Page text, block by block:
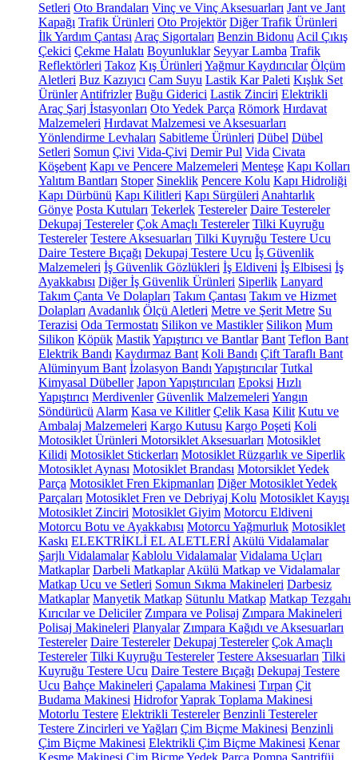
Setleri Oto Brandaları Vinç ve Vinç Aksesuarları Jant ve Jant
Kapağı Trafik Ürünleri Oto Projektör Diğer Trafik Ürünleri
İlk Yardım Çantası Araç Sigortaları Benzin Bidonu Acil Çıkış
Çekici Çekme Halatı Boyunluklar Seyyar Lamba Trafik
Reflektörleri Takoz Kış Ürünleri Yağmur Kaydırıcılar Ölçüm
Aletleri Buz Kazıyıcı Cam Suyu Lastik Kar Paleti Kışlık Set
Ürünler Antifrizler Buğu Giderici Lastik Zinciri Elektrikli
Araç Şarj İstasyonları Oto Yedek Parça Römork Hırdavat
Malzemeleri Hırdavat Malzemesi ve Aksesuarları
Yönlendirme Levhaları Sabitleme Ürünleri Dübel Dübel
Setleri Somun Çivi Vida-Çivi Demir Pul Vida Civata
Köşebent Kapı ve Pencere Malzemeleri Menteşe Kapı Kolları
Yalıtım Bantları Stoper Sineklik Pencere Kolu Kapı Hidroliği
Kapı Dürbünü Kapı Kilitleri Kapı Sürgüleri Anahtarlık
Gönye Posta Kutuları Tekerlek Testereler Daire Testereler
Dekupaj Testereler Çok Amaçlı Testereler Tilki Kuyruğu
Testereler Testere Aksesuarları Tilki Kuyruğu Testere Ucu
Daire Testere Bıçağı Dekupaj Testere Ucu İş Güvenlik
Malzemeleri İş Güvenlik Gözlükleri İş Eldiveni İş Elbisesi İş
Ayakkabısı Diğer İş Güvenlik Ürünleri Siperlik Lanyard
Takım Çanta Ve Dolapları Takım Çantası Takım ve Hizmet
Dolapları Avadanlık Ölçü Aletleri Metre ve Şerit Metre Su
Terazisi Oda Termostatı Silikon ve Mastikler Silikon Mum
Silikon Köpük MastikYapıştırıcı ve Bantlar Bant Teflon Bant
Elektrik Bandı Kaydırmaz Bant Koli Bandı Çift Taraflı Bant
Alüminyum Bant İzolasyon Bandı Yapıştırıcılar Tutkal
Kimyasal Dübeller Japon Yapıştırıcıları Epoksi Hızlı
Yapıştırıcı Merdivenler Güvenlik Malzemeleri Yangın
Söndürücü Alarm Kasa ve Kilitler Çelik Kasa Kilit Kutu ve
Ambalaj Malzemeleri Kargo Kutusu Kargo Poşeti Koli
Motosiklet Ürünleri Motorsiklet Aksesuarları Motosiklet
Kilidi Motosiklet Stickerları Motosiklet Rüzgarlık ve Siperlik
Motosiklet Aynası Motosiklet Brandası Motorsiklet Yedek
Parça Motosiklet Fren Ekipmanları Diğer Motosiklet Yedek
Parçaları Motosiklet Fren ve Debriyaj Kolu Motosiklet Kayışı
Motosiklet Zinciri Motosiklet Giyim Motorcu Eldiveni
Motorcu Botu ve Ayakkabısı Motorcu Yağmurluk Motosiklet
Kaskı ELEKTRİKLİ EL ALETLERİ Akülü Vidalamalar
Şarjlı Vidalamalar Kablolu Vidalamalar Vidalama Uçları
Matkaplar Darbeli Matkaplar Akülü Matkap ve Vidalamalar
Matkap Ucu ve Setleri Somun Sıkma Makineleri Darbesiz
Matkaplar Manyetik Matkap Sütunlu Matkap Matkap Tezgahı
Kırıcılar ve Deliciler Zımpara ve Polisaj Zımpara Makineleri
Polisaj Makineleri Planyalar Zımpara Kağıdı ve Aksesuarları
Testereler Daire Testereler Dekupaj Testereler Çok Amaçlı
Testereler Tilki Kuyruğu Testereler Testere Aksesuarları Tilki
Kuyruğu Testere Ucu Daire Testere Bıçağı Dekupaj Testere
Ucu Bahçe Makineleri Çapalama Makinesi Tırpan Çit
Budama Makinesi HidroforYaprak Toplama Makinesi
Motorlu Testere Elektrikli Testereler Benzinli Testereler
Testere Zincirleri ve Yağları Çim Biçme Makinesi Benzinli
Çim Biçme Makinesi Elektrikli Çim Biçme Makinesi Kenar
Kesme Makinesi Çim Biçme Yedek Parça Pompa Santrifüj